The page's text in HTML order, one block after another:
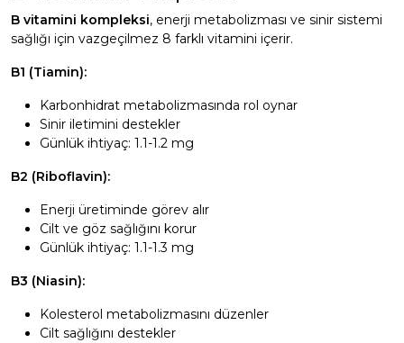
B vitamini kompleksi, enerji metabolizması ve sinir sistemi
sağlığı için vazgeçilmez 8 farklı vitamini içerir.
B1 (Tiamin):
Karbonhidrat metabolizmasında rol oynar
Sinir iletimini destekler
Günlük ihtiyaç: 1.1-1.2 mg
B2 (Riboflavin):
Enerji üretiminde görev alır
Cilt ve göz sağlığını korur
Günlük ihtiyaç: 1.1-1.3 mg
B3 (Niasin):
Kolesterol metabolizmasını düzenler
Cilt sağlığını destekler